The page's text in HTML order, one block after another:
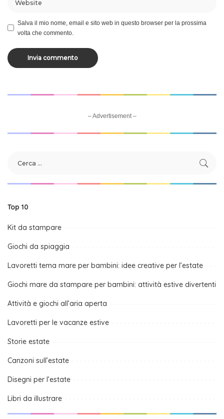
Salva il mio nome, email e sito web in questo browser per la prossima
volta che commento.
– Advertisement –
Top 10
Kit da stampare
Giochi da spiaggia
Lavoretti tema mare per bambini: idee creative per l’estate
Giochi mare da stampare per bambini: attività estive divertenti
Attività e giochi all’aria aperta
Lavoretti per le vacanze estive
Storie estate
Canzoni sull’estate
Disegni per l’estate
Libri da illustrare